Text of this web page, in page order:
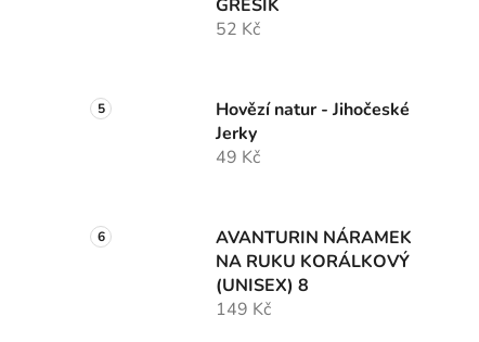
GREŠÍK
52 Kč
Hovězí natur - Jihočeské
Jerky
49 Kč
AVANTURIN NÁRAMEK
NA RUKU KORÁLKOVÝ
(UNISEX) 8
149 Kč